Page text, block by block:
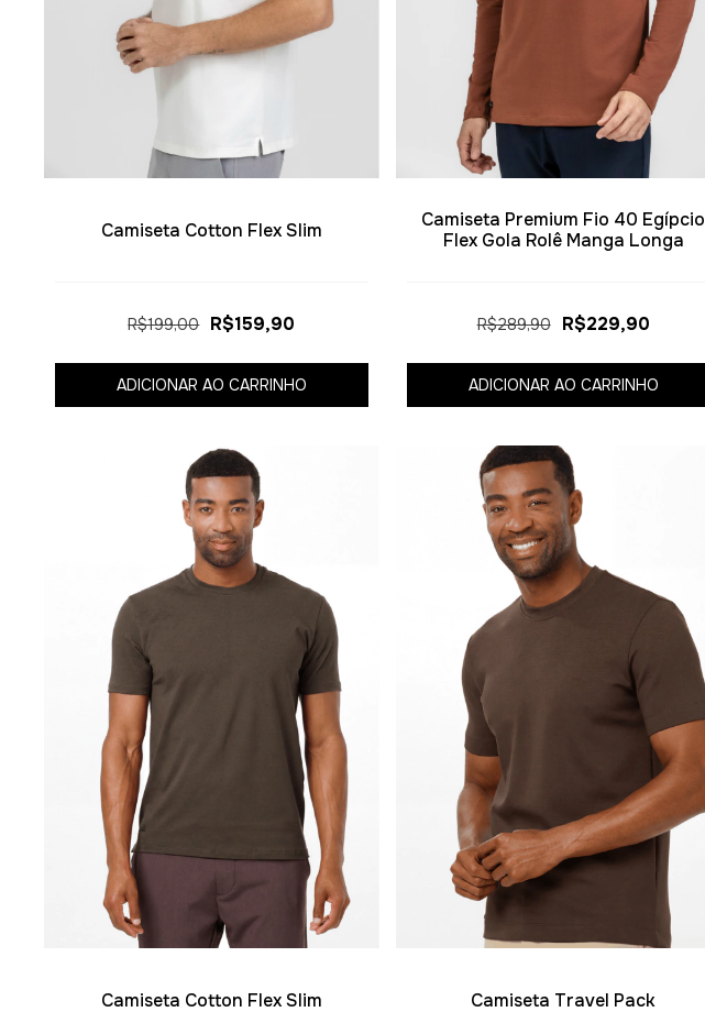
Camiseta Cotton Flex Slim
R$199,00 R$159,90
ADICIONAR AO CARRINHO
Camiseta Premium Fio 40 Egípcio
Flex Gola Rolê Manga Longa
R$289,90 R$229,90
ADICIONAR AO CARRINHO
Camiseta Cotton Flex Slim Camiseta Travel Pack